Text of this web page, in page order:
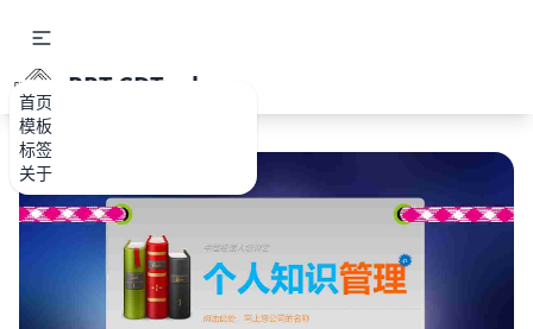
首页
模板
标签
关于
PPT.CDTools